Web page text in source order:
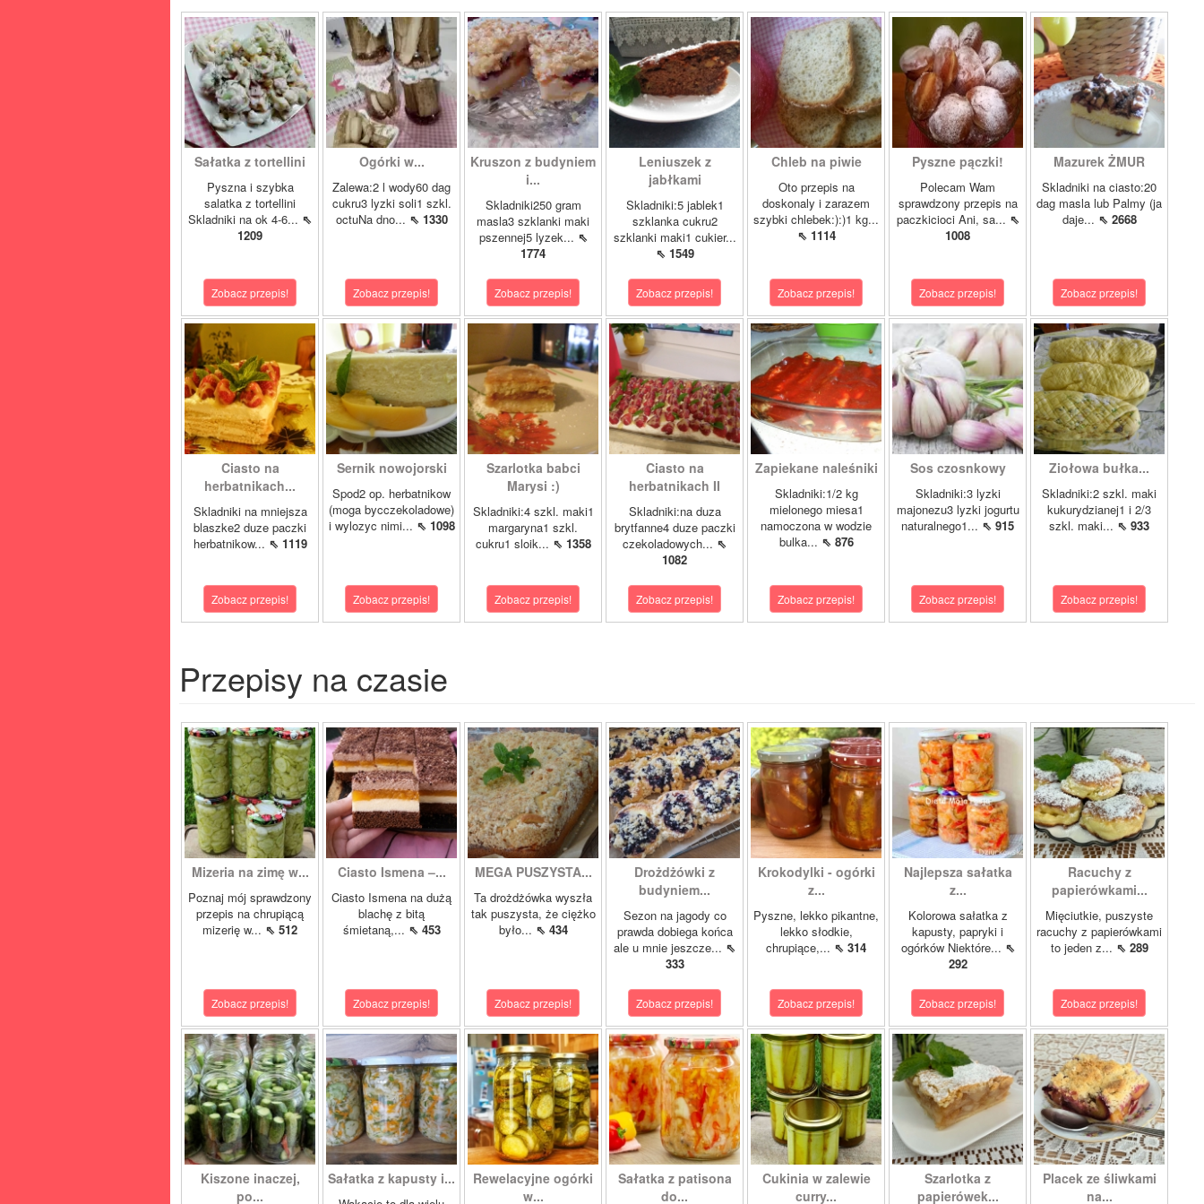
Sałatka z tortellini
Pyszna i szybka
salatka z tortellini
Skladniki na ok 4-6... ⇖
1209
Zobacz przepis!
Ogórki w...
Zalewa:2 l wody60 dag
cukru3 lyzki soli1 szkl.
octuNa dno... ⇖ 1330
Zobacz przepis!
Kruszon z budyniem
i...
Skladniki250 gram
masla3 szklanki maki
pszennej5 lyzek... ⇖
1774
Zobacz przepis!
Leniuszek z
jabłkami
Skladniki:5 jablek1
szklanka cukru2
szklanki maki1 cukier...
⇖ 1549
Zobacz przepis!
Chleb na piwie
Oto przepis na
doskonaly i zarazem
szybki chlebek:):)1 kg...
⇖ 1114
Zobacz przepis!
Pyszne pączki!
Polecam Wam
sprawdzony przepis na
paczkicioci Ani, sa... ⇖
1008
Zobacz przepis!
Mazurek ŻMUR
Skladniki na ciasto:20
dag masla lub Palmy (ja
daje... ⇖ 2668
Zobacz przepis!
Ciasto na
herbatnikach...
Skladniki na mniejsza
blaszke2 duze paczki
herbatnikow... ⇖ 1119
Zobacz przepis!
Sernik nowojorski
Spod2 op. herbatnikow
(moga bycczekoladowe)
i wylozyc nimi... ⇖ 1098
Zobacz przepis!
Szarlotka babci
Marysi :)
Skladniki:4 szkl. maki1
margaryna1 szkl.
cukru1 sloik... ⇖ 1358
Zobacz przepis!
Ciasto na
herbatnikach II
Skladniki:na duza
brytfanne4 duze paczki
czekoladowych... ⇖
1082
Zobacz przepis!
Zapiekane naleśniki
Skladniki:1/2 kg
mielonego miesa1
namoczona w wodzie
bulka... ⇖ 876
Zobacz przepis!
Sos czosnkowy
Skladniki:3 lyzki
majonezu3 lyzki jogurtu
naturalnego1... ⇖ 915
Zobacz przepis!
Ziołowa bułka...
Skladniki:2 szkl. maki
kukurydzianej1 i 2/3
szkl. maki... ⇖ 933
Zobacz przepis!
Przepisy na czasie
Mizeria na zimę w...
Poznaj mój sprawdzony
przepis na chrupiącą
mizerię w... ⇖ 512
Zobacz przepis!
Ciasto Ismena –...
Ciasto Ismena na dużą
blachę z bitą
śmietaną,... ⇖ 453
Zobacz przepis!
MEGA PUSZYSTA...
Ta drożdżówka wyszła
tak puszysta, że ciężko
było... ⇖ 434
Zobacz przepis!
Drożdżówki z
budyniem...
Sezon na jagody co
prawda dobiega końca
ale u mnie jeszcze... ⇖
333
Zobacz przepis!
Krokodylki - ogórki
z...
Pyszne, lekko pikantne,
lekko słodkie,
chrupiące,... ⇖ 314
Zobacz przepis!
Najlepsza sałatka
z...
Kolorowa sałatka z
kapusty, papryki i
ogórków Niektóre... ⇖
292
Zobacz przepis!
Racuchy z
papierówkami...
Mięciutkie, puszyste
racuchy z papierówkami
to jeden z... ⇖ 289
Zobacz przepis!
Kiszone inaczej,
po...
Sałatka z kapusty i...
Rewelacyjne ogórki
w...
Sałatka z patisona
do...
Cukinia w zalewie
curry...
Szarlotka z
papierówek...
Placek ze śliwkami
na...